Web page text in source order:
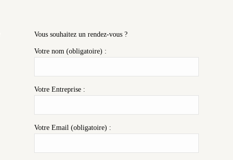
Vous souhaitez un rendez-vous ?
Votre nom (obligatoire) :
Votre Entreprise :
Votre Email (obligatoire) :